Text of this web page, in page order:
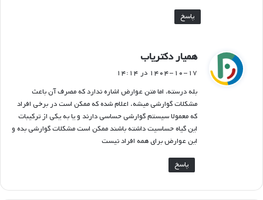
پاسخ
همیار دکتریاب
:
۱۴۰۴-۱۰-۱۷ در ۱۴:۱۴
بله درسته، اما متن عوارض اشاره ندارد که مصرف آن باعث
مشکلات گوارشی میشه. اعلام شده که ممکن است در برخی افراد
که معمولا سیستم گوارشی حساسی دارند و یا به یکی از ترکیبات
این گیاه حساسیت داشته باشند ممکن است مشکلات گوارشی بده و
این عوارض برای همه افراد نیست
پاسخ